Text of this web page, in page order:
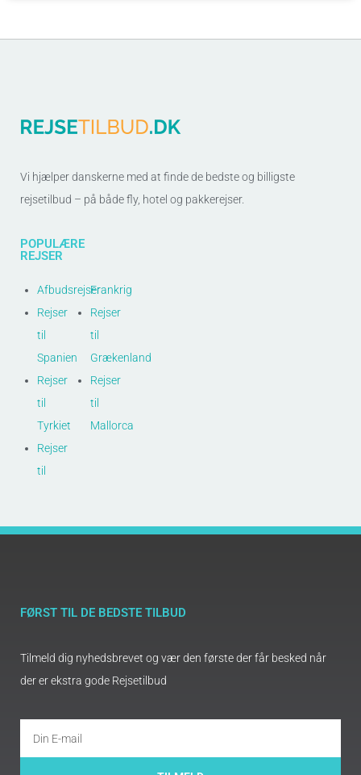
Vi hjælper danskerne med at finde de bedste og billigste
rejsetilbud – på både fly, hotel og pakkerejser.
POPULÆRE
REJSER
Afbudsrejser
Rejser
til
Spanien
Rejser
til
Tyrkiet
Rejser
til
Frankrig
Rejser
til
Grækenland
Rejser
til
Mallorca
FØRST TIL DE BEDSTE TILBUD
Tilmeld dig nyhedsbrevet og vær den første der får besked når
der er ekstra gode Rejsetilbud